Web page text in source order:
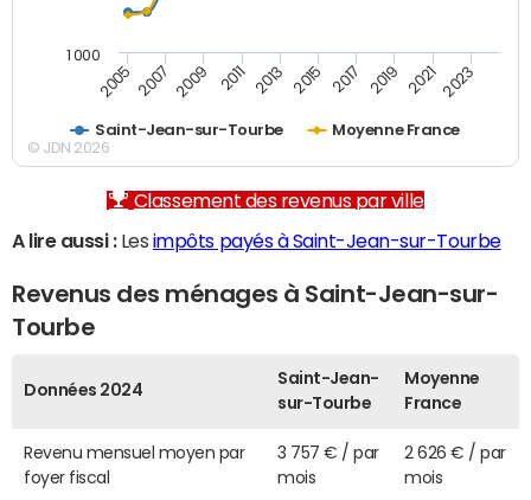
Saint-Jean-sur-Tourbe Moyenne France
2005 2007 2009 2011 2013 2015 2017 2019 2021 2023
1 000
© JDN 2026
Classement des revenus par ville
A lire aussi :Les impôts payés à Saint-Jean-sur-Tourbe
Revenus des ménages à Saint-Jean-sur-
Tourbe
Données 2024
Saint-Jean-
sur-Tourbe
Moyenne
France
Revenu mensuel moyen par
foyer fiscal
3 757 € / par
mois
2 626 € / par
mois